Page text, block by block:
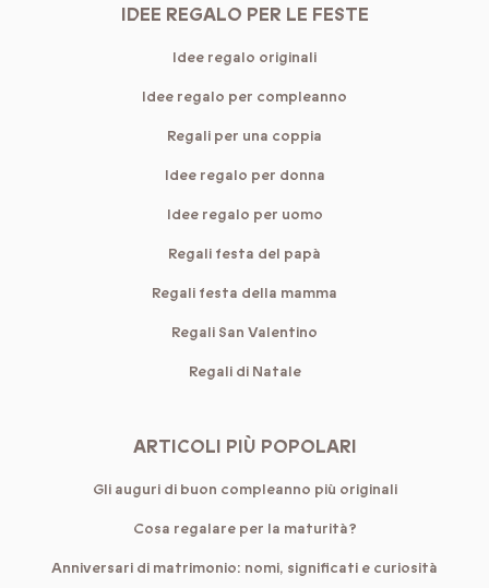
IDEE REGALO PER LE FESTE
Idee regalo originali
Idee regalo per compleanno
Regali per una coppia
Idee regalo per donna
Idee regalo per uomo
Regali festa del papà
Regali festa della mamma
Regali San Valentino
Regali di Natale
ARTICOLI PIÙ POPOLARI
Gli auguri di buon compleanno più originali
Cosa regalare per la maturità?
Anniversari di matrimonio: nomi, significati e curiosità